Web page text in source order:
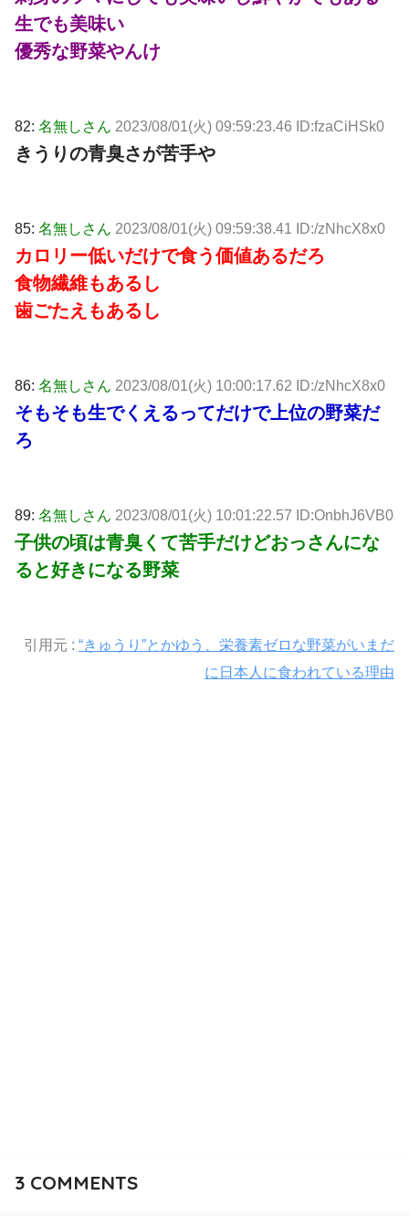
生でも美味い
優秀な野菜やんけ
82: 名無しさん 2023/08/01(火) 09:59:23.46 ID:fzaCiHSk0
きうりの青臭さが苦手や
85: 名無しさん 2023/08/01(火) 09:59:38.41 ID:/zNhcX8x0
カロリー低いだけで食う価値あるだろ
食物繊維もあるし
歯ごたえもあるし
86: 名無しさん 2023/08/01(火) 10:00:17.62 ID:/zNhcX8x0
そもそも生でくえるってだけで上位の野菜だ
ろ
89: 名無しさん 2023/08/01(火) 10:01:22.57 ID:OnbhJ6VB0
子供の頃は青臭くて苦手だけどおっさんにな
ると好きになる野菜
引用元 : “きゅうり”とかゆう、栄養素ゼロな野菜がいまだ
に日本人に食われている理由
3COMMENTS